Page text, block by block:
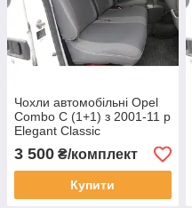
Чохли автомобільні Opel
Combo C (1+1) з 2001-11 р
Elegant Classic
3 500 ₴/комплект
Купити